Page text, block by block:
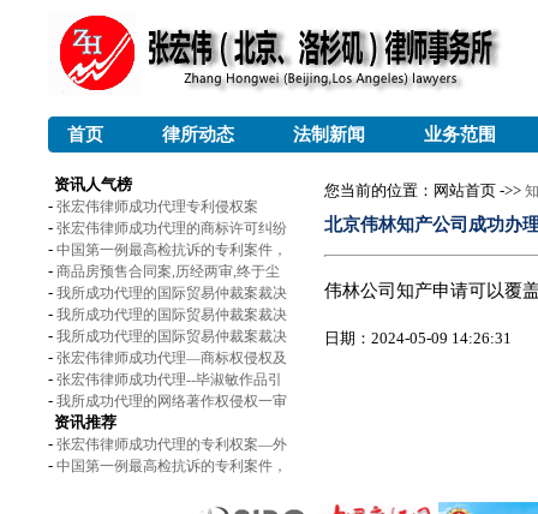
首页 律所动态 法制新闻 业务范围
资讯人气榜
- 张宏伟律师成功代理专利侵权案
- 张宏伟律师成功代理的商标许可纠纷
- 中国第一例最高检抗诉的专利案件，
- 商品房预售合同案,历经两审,终于尘
- 我所成功代理的国际贸易仲裁案裁决
- 我所成功代理的国际贸易仲裁案裁决
- 我所成功代理的国际贸易仲裁案裁决
- 张宏伟律师成功代理—商标权侵权及
- 张宏伟律师成功代理--毕淑敏作品引
- 我所成功代理的网络著作权侵权一审
资讯推荐
- 张宏伟律师成功代理的专利权案—外
- 中国第一例最高检抗诉的专利案件，
您当前的位置：网站首页 ->>
北京伟林知产公司成功办
伟林公司知产申请可以覆
日期：2024-05-09 14:26:31